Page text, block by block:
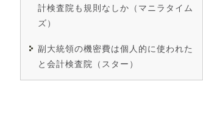
計検査院も規則なしか（マニラタイム
ズ）
副大統領の機密費は個人的に使われた
と会計検査院（スター）